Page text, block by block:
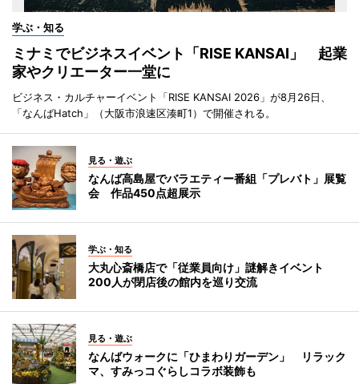
学ぶ・知る
ミナミでビジネスイベント「RISE KANSAI」 起業
家やクリエーター一堂に
ビジネス・カルチャーイベント「RISE KANSAI 2026」が8月26日、
「なんばHatch」（大阪市浪速区湊町1）で開催される。
見る・遊ぶ
なんば高島屋でバラエティー番組「プレバト」展覧
会 作品450点超展示
学ぶ・知る
大丸心斎橋店で「従業員向け」謎解きイベント
200人が閉店後の館内を巡り交流
見る・遊ぶ
なんばウォークに「ひまわりガーデン」 リラック
マ、すみっコぐらしコラボ装飾も